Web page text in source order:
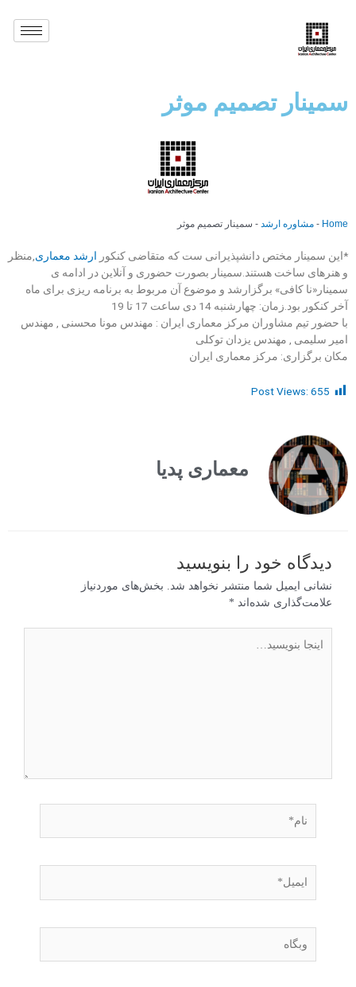
سمینار تصمیم موثر
Home
- مشاوره ارشد - سمینار تصمیم موثر
*این سمینار مختص دانشپذیرانی ست که متقاضی کنکور ارشد معماری ,منظر
و هنرهای ساخت هستند.سمینار بصورت حضوری و آنلاین در ادامه ی
سمینار«نا کافی» برگزارشد و موضوع آن مربوط به برنامه ریزی برای ماه
آخر کنکور بود.زمان: چهارشنبه 14 دی ساعت 17 تا 19
با حضور تیم مشاوران مرکز معماری ایران : مهندس مونا محسنی , مهندس
امیر سلیمی , مهندس یزدان توکلی
مکان برگزاری: مرکز معماری ایران
Post Views: 655
معماری پدیا
دیدگاه‌ خود را بنویسید
نشانی ایمیل شما منتشر نخواهد شد. بخش‌های موردنیاز
علامت‌گذاری شده‌اند *